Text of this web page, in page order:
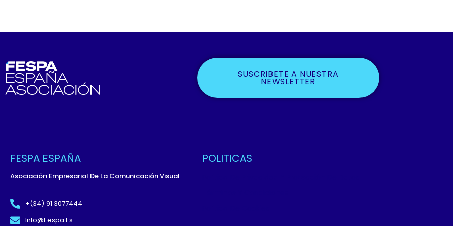
SUSCRIBETE A NUESTRA
NEWSLETTER
FESPA ESPAÑA
Asociación Empresarial De La Comunicación Visual
+(34) 91 3077444
Info@fespa.es
POLITICAS